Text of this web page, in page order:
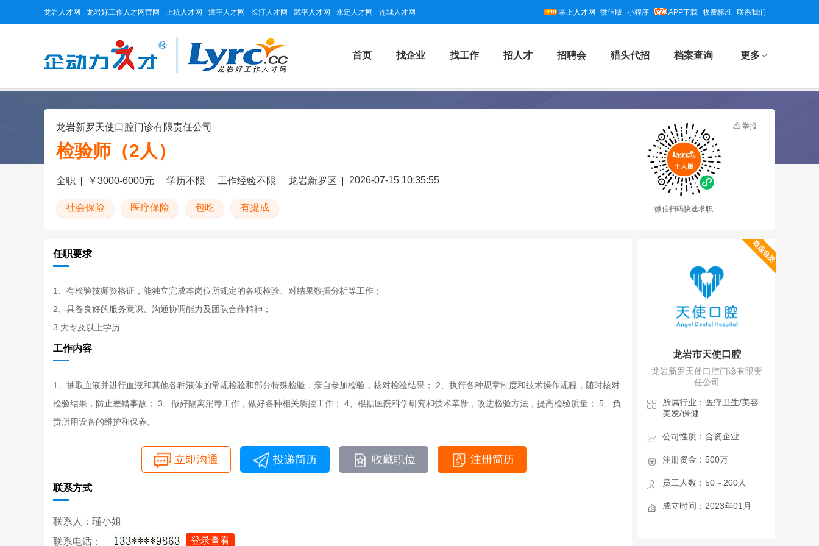
龙岩人才网 龙岩好工作人才网官网 上杭人才网 漳平人才网 长汀人才网 武平人才网 永定人才网 连城人才网 掌上人才网 微信版 小程序 APP下载 收费标准 联系我们
首页 找企业 找工作 招人才 招聘会 猎头代招 档案查询 更多
龙岩新罗天使口腔门诊有限责任公司
检验师（2人）
全职 ￥3000-6000元 学历不限 工作经验不限 龙岩新罗区 2026-07-15 10:35:55
社会保险 医疗保险 包吃 有提成 微信扫码快速求职
举报
任职要求
1、有检验技师资格证，能独立完成本岗位所规定的各项检验、对结果数据分析等工作；
2、具备良好的服务意识、沟通协调能力及团队合作精神；
3.大专及以上学历
工作内容
1、抽取血液并进行血液和其他各种液体的常规检验和部分特殊检验，亲自参加检验，核对检验结果； 2、执行各种规章制度和技术操作规程，随时核对
检验结果，防止差错事故； 3、做好隔离消毒工作，做好各种相关质控工作； 4、根据医院科学研究和技术革新，改进检验方法，提高检验质量； 5、负
责所用设备的维护和保养。
立即沟通 投递简历 收藏职位 注册简历
联系方式
联系人：瑾小姐
联系电话：
登录查看
龙岩市天使口腔
龙岩新罗天使口腔门诊有限责
任公司
所属行业：医疗卫生/美容
美发/保健
公司性质：合资企业
注册资金：500万
员工人数：50～200人
成立时间：2023年01月